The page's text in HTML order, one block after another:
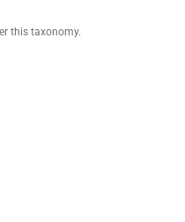
this taxonomy.